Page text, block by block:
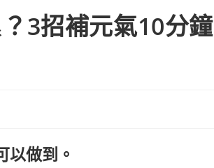
3招補元氣10分鐘
以做到。